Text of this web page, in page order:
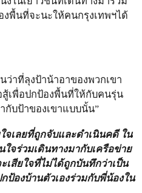
งพื้นที่จะนะให้คนกรุงเทพฯได้
ว่าที่ลุงป้าน้าอาของพวกเขา
สู้เพื่อปกป้องพื้นที่ให้กับคนรุ่น
กับป้าของเขาแบบนั้น”
จเลยที่ถูกจับและดำเนินคดี ใน
จร่วมเดินทางมากับเครือข่าย
เสียใจที่ไม่ได้ถูกบันทึกว่าเป็น
องบ้านตัวเองร่วมกับพี่น้องใน